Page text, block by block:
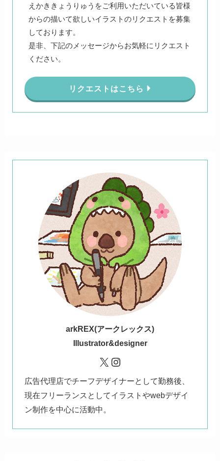
えかききょうりゅうをご利用いただいている皆様
からの描いて欲しいイラストのリクエストを募集
しております。
是非、下記のメッセージからお気軽にリクエスト
ください。
リクエストはこちら
arkREX(アークレックス)
Illustrator&designer
X Instagram
広告代理店でチーフデザイナーとして勤務後、
現在フリーランスとしてイラストやwebデザイ
ン制作を中心に活動中。